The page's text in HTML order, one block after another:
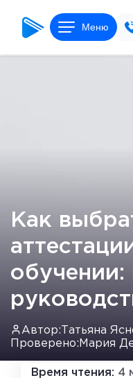
Меню
Как
обучении:
Автор: Татьяна
Проверено: Мария
Время чтения: 4